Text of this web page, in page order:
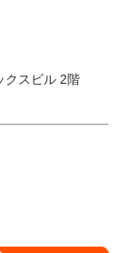
クスビル 2階